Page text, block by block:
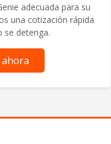
adecuada para su
una cotización rápida
se detenga.